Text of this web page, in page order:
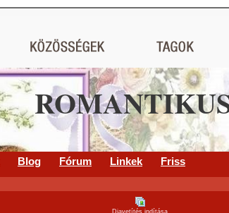
Blog Fórum Linkek Friss
Diavetítés indítása